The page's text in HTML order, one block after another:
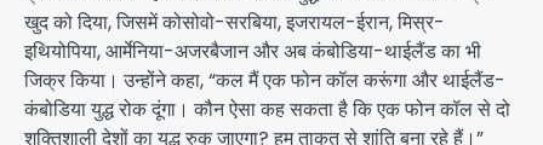
खुद को दिया, जिसमें कोसोवो-सरबिया, इजरायल-ईरान, मिस्र-
इथियोपिया, आर्मेनिया-अजरबैजान और अब कंबोडिया-थाईलैंड का भी
जिक्र किया। उन्होंने कहा, “कल मैं एक फोन कॉल करूंगा और थाईलैंड-
कंबोडिया युद्ध रोक दूंगा। कौन ऐसा कह सकता है कि एक फोन कॉल से दो
शक्तिशाली देशों का युद्ध रुक जाएगा? हम ताकत से शांति बना रहे हैं।”